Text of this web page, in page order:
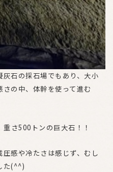
石の採石場でもあり、大小
の中、体幹を使って進む
さ500トンの巨大石！！
感や冷たさは感じず、むし
た(^^)